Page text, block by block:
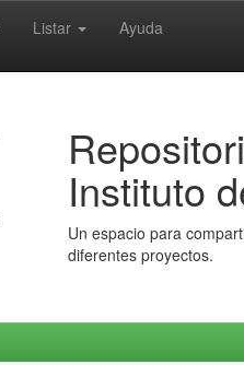
Listar Ayuda
Instituto
Un espacio para
diferentes proyectos.